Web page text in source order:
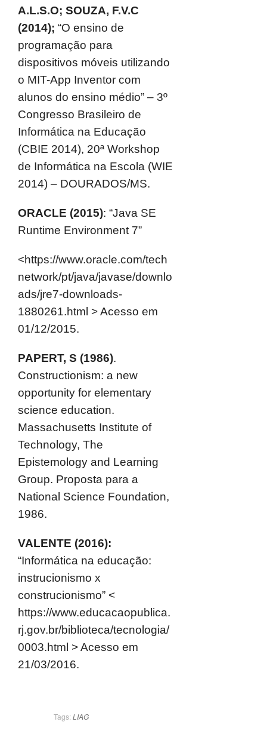
A.L.S.O; SOUZA, F.V.C
(2014); “O ensino de
programação para
dispositivos móveis utilizando
o MIT-App Inventor com
alunos do ensino médio” – 3º
Congresso Brasileiro de
Informática na Educação
(CBIE 2014), 20ª Workshop
de Informática na Escola (WIE
2014) – DOURADOS/MS.
ORACLE (2015): “Java SE
Runtime Environment 7”
<https://www.oracle.com/tech
network/pt/java/javase/downlo
ads/jre7-downloads-
1880261.html > Acesso em
01/12/2015.
PAPERT, S (1986).
Constructionism: a new
opportunity for elementary
science education.
Massachusetts Institute of
Technology, The
Epistemology and Learning
Group. Proposta para a
National Science Foundation,
1986.
VALENTE (2016):
“Informática na educação:
instrucionismo x
construcionismo” <
https://www.educacaopublica.
rj.gov.br/biblioteca/tecnologia/
0003.html > Acesso em
21/03/2016.
Tags: LIAG